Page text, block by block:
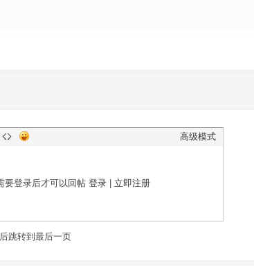
高级模式
要登录后才可以回帖 登录| 立即注册
跳转到最后一页